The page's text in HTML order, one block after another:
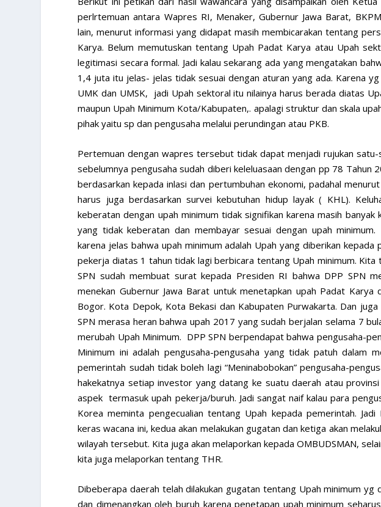
perlrtemuan antara Wapres RI, Menaker, Gubernur Jawa Barat,
lain, menurut informasi yang didapat masih membicarakan tentang
Karya. Belum memutuskan tentang Upah Padat Karya atau Upah
legitimasi secara formal. Jadi kalau sekarang ada yang mengatakan
1,4 juta itu jelas- jelas tidak sesuai dengan aturan yang ada. Karena
UMK dan UMSK, jadi Upah sektoral itu nilainya harus berada diatas
maupun Upah Minimum Kota/Kabupaten,. apalagi struktur dan skala
pihak yaitu sp dan pengusaha melalui perundingan atau PKB.
Pertemuan dengan wapres tersebut tidak dapat menjadi rujukan satu-
sebelumnya pengusaha sudah diberi keleluasaan dengan pp 78 Tahun
berdasarkan kepada inlasi dan pertumbuhan ekonomi, padahal
harus juga berdasarkan survei kebutuhan hidup layak ( KHL).
keberatan dengan upah minimum tidak signifikan karena masih banyak
yang tidak keberatan dan membayar sesuai dengan upah minimum.
karena jelas bahwa upah minimum adalah Upah yang diberikan
pekerja diatas 1 tahun tidak lagi berbicara tentang Upah minimum. Kita
SPN sudah membuat surat kepada Presiden RI bahwa DPP SPN
menekan Gubernur Jawa Barat untuk menetapkan upah Padat Karya
Bogor. Kota Depok, Kota Bekasi dan Kabupaten Purwakarta. Dan juga
SPN merasa heran bahwa upah 2017 yang sudah berjalan selama 7
merubah Upah Minimum. DPP SPN berpendapat bahwa pengusaha-
Minimum ini adalah pengusaha-pengusaha yang tidak patuh dalam
pemerintah sudah tidak boleh lagi “Meninabobokan” pengusaha-
hakekatnya setiap investor yang datang ke suatu daerah atau
aspek termasuk upah pekerja/buruh. Jadi sangat naif kalau para
Korea meminta pengecualian tentang Upah kepada pemerintah. Jadi
keras wacana ini, kedua akan melakukan gugatan dan ketiga akan
wilayah tersebut. Kita juga akan melaporkan kepada OMBUDSMAN,
kita juga melaporkan tentang THR.
Dibeberapa daerah telah dilakukan gugatan tentang Upah minimum
dan dimenangkan oleh buruh karena penetapan upah minimum